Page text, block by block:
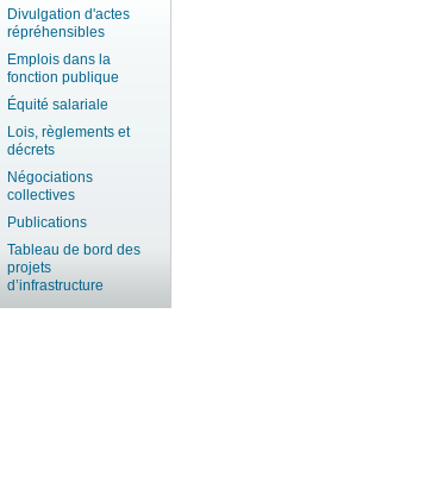
Divulgation d'actes
répréhensibles
Emplois dans la
fonction publique
Équité salariale
Lois, règlements et
décrets
Négociations
collectives
Publications
Tableau de bord des
projets
d’infrastructure